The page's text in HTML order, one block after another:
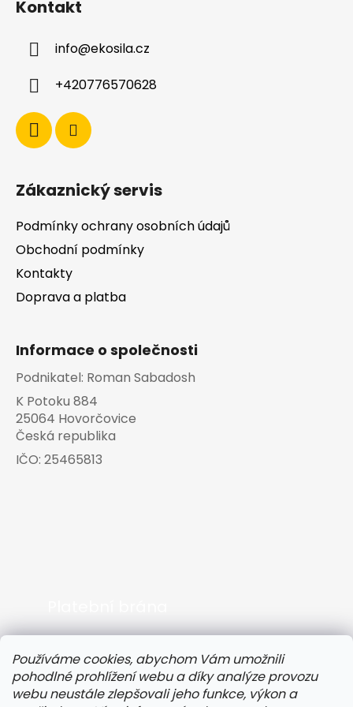
Používáme cookies, abychom Vám umožnili
pohodlné prohlížení webu a díky analýze provozu
webu neustále zlepšovali jeho funkce, výkon a
Kontakt
info@ekosila.cz
+420776570628
Zákaznický servis
Podmínky ochrany osobních údajů
Obchodní podmínky
Kontakty
Doprava a platba
Informace o společnosti
Podnikatel: Roman Sabadosh
K Potoku 884
25064 Hovorčovice
Česká republika
IČO: 25465813